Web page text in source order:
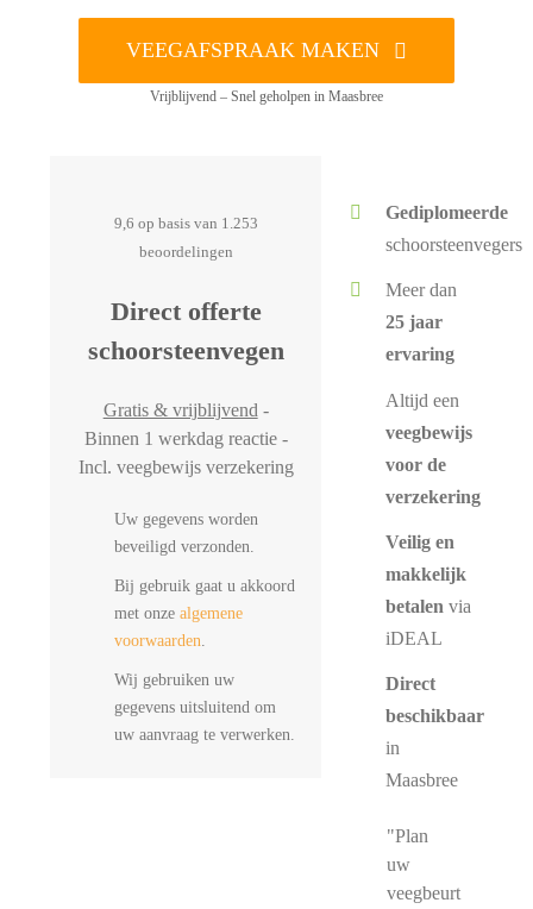
VEEGAFSPRAAK MAKEN
Vrijblijvend – Snel geholpen in Maasbree
9,6 op basis van 1.253
beoordelingen
Direct offerte
schoorsteenvegen
Gratis & vrijblijvend -
Binnen 1 werkdag reactie -
Incl. veegbewijs verzekering
Uw gegevens worden
beveiligd verzonden.
Bij gebruik gaat u akkoord
met onze algemene
voorwaarden.
Wij gebruiken uw
gegevens uitsluitend om
uw aanvraag te verwerken.
Gediplomeerde
schoorsteenvegers
Meer dan
25 jaar
ervaring
Altijd een
veegbewijs
voor de
verzekering
Veilig en
makkelijk
betalen via
iDEAL
Direct
beschikbaar
in
Maasbree
"Plan
uw
veegbeurt